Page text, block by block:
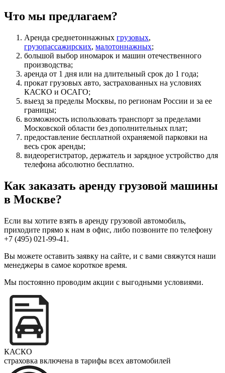
Что мы предлагаем?
Аренда среднетоннажных грузовых,
грузопассажирских, малотоннажных;
большой выбор иномарок и машин отечественного
производства;
аренда от 1 дня или на длительный срок до 1 года;
прокат грузовых авто, застрахованных на условиях
КАСКО и ОСАГО;
выезд за пределы Москвы, по регионам России и за ее
границы;
возможность использовать транспорт за пределами
Московской области без дополнительных плат;
предоставление бесплатной охраняемой парковки на
весь срок аренды;
видеорегистратор, держатель и зарядное устройство для
телефона абсолютно бесплатно.
Как заказать аренду грузовой машины
в Москве?
Если вы хотите взять в аренду грузовой автомобиль,
приходите прямо к нам в офис, либо позвоните по телефону
+7 (495) 021-99-41.
Вы можете оставить заявку на сайте, и с вами свяжутся наши
менеджеры в самое короткое время.
Мы постоянно проводим акции с выгодными условиями.
КАСКО
страховка включена в тарифы всех автомобилей